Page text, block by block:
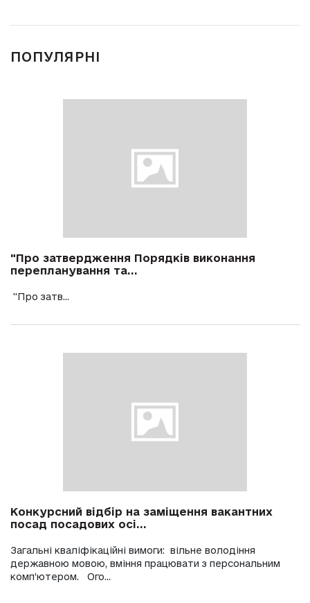
ПОПУЛЯРНІ
"Про затвердження Порядків виконання
перепланування та...
"Про затв...
Конкурсний відбір на заміщення вакантних
посад посадових осі...
Загальні кваліфікаційні вимоги: вільне володіння
державною мовою, вміння працювати з персональним
комп’ютером. Ого...